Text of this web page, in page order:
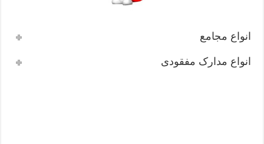
انواع مجامع
انواع مدارک مفقودی